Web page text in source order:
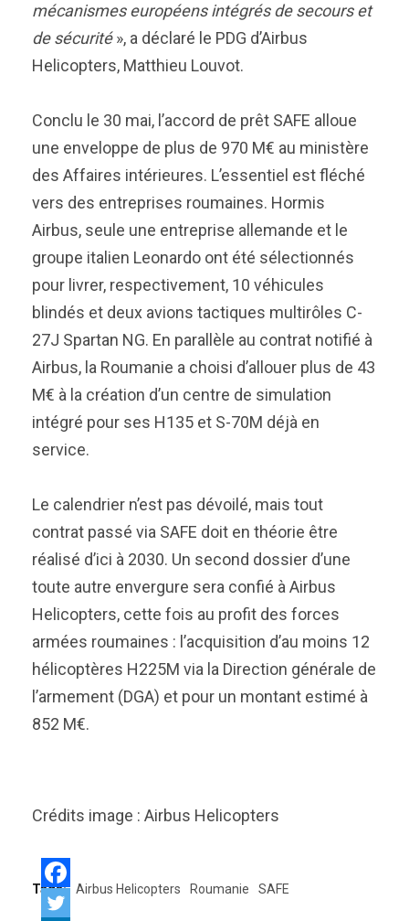
mécanismes européens intégrés de secours et
de sécurité», a déclaré le PDG d’Airbus
Helicopters, Matthieu Louvot.
Conclu le 30 mai, l’accord de prêt SAFE alloue
une enveloppe de plus de 970 M€ au ministère
des Affaires intérieures. L’essentiel est fléché
vers des entreprises roumaines. Hormis
Airbus, seule une entreprise allemande et le
groupe italien Leonardo ont été sélectionnés
pour livrer, respectivement, 10 véhicules
blindés et deux avions tactiques multirôles C-
27J Spartan NG. En parallèle au contrat notifié à
Airbus, la Roumanie a choisi d’allouer plus de 43
M€ à la création d’un centre de simulation
intégré pour ses H135 et S-70M déjà en
service.
Le calendrier n’est pas dévoilé, mais tout
contrat passé via SAFE doit en théorie être
réalisé d’ici à 2030. Un second dossier d’une
toute autre envergure sera confié à Airbus
Helicopters, cette fois au profit des forces
armées roumaines : l’acquisition d’au moins 12
hélicoptères H225M via la Direction générale de
l’armement (DGA) et pour un montant estimé à
852 M€.
Crédits image : Airbus Helicopters
Tags: Airbus Helicopters Roumanie SAFE